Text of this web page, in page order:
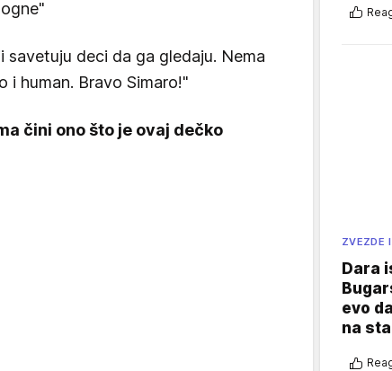
deci da ga gledaju. Nema
i human. Bravo Simaro!"
čini ono što je ovaj dečko
ZVEZDE
Dara
evo
na